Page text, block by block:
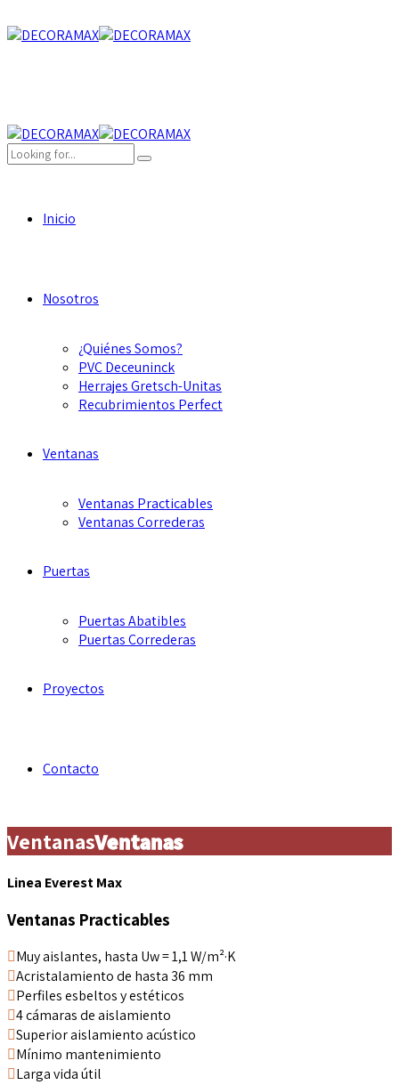
Inicio
Nosotros
¿Quiénes Somos?
PVC Deceuninck
Herrajes Gretsch-Unitas
Recubrimientos Perfect
Ventanas
Ventanas Practicables
Ventanas Correderas
Puertas
Puertas Abatibles
Puertas Correderas
Proyectos
Contacto
VentanasVentanas
Linea Everest Max
Ventanas Practicables
Muy aislantes, hasta Uw = 1,1 W/m²·K
Acristalamiento de hasta 36 mm
Perfiles esbeltos y estéticos
4 cámaras de aislamiento
Superior aislamiento acústico
Mínimo mantenimiento
Larga vida útil